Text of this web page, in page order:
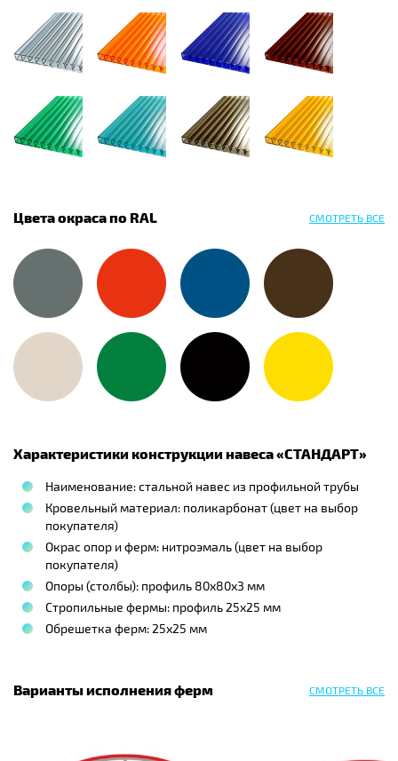
Цвета окраса по RAL СМОТРЕТЬ ВСЕ
Характеристики конструкции навеса «СТАНДАРТ»
Наименование: стальной навес из профильной трубы
Кровельный материал: поликарбонат (цвет на выбор
покупателя)
Окрас опор и ферм: нитроэмаль (цвет на выбор
покупателя)
Опоры (столбы): профиль 80х80х3 мм
Стропильные фермы: профиль 25х25 мм
Обрешетка ферм: 25х25 мм
Варианты исполнения ферм СМОТРЕТЬ ВСЕ